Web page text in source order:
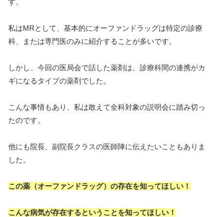
私はMRとして、基本的にオーファンドラッグは特定の診療
科、または専門医のみに紹介することが多いです。
しかし、今回の医局会で話した薬剤は、診療科間の連携がカ
ギになるタイプの薬剤でした。
こんな事情もあり、私は敢えて全科対象の説明会に踏み切っ
たのです。
他にも院長、副院長クラスの医師陣に伝えたいこともありま
した。
この薬（オーファンドラッグ）の存在を知ってほしい！
こんな病気が存在するということを知ってほしい！